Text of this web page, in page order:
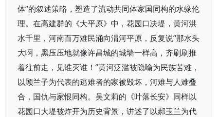
体”的叙述策略，塑造了流动共同体家国同构的水缘伦
理。在高建群的《大平原》中，花园口决堤，黄河洪
水千里，河南百万难民涌向渭河平原，反复说“那水头
大啊，黑压压地就像许昌城的城墙一样高，齐刷刷推
着往前走，见谁灭谁！”黄河泛滥被隐喻为民族苦难，
以顾兰子为代表的逃难者的家被毁坏，河难与人难叠
合，国仇与家恨同构。吴文莉的《叶落长安》同样以
花园口大堤被炸开为历史背景，讲述了以郝玉兰为代